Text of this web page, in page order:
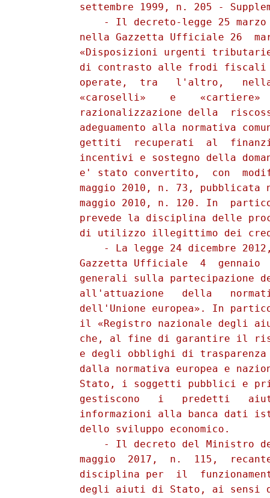
settembre 1999, n. 205 -
- Il decreto-legge 25
nella Gazzetta Ufficiale 26
«Disposizioni urgenti
di contrasto alle frodi
operate,  tra   l'altro,
«caroselli»    e    «cartiere»
razionalizzazione della
adeguamento alla normativa
gettiti  recuperati  al
incentivi e sostegno della
e' stato convertito,  con
maggio 2010, n. 73, pubblicata
maggio 2010, n. 120. In
prevede la disciplina delle
di utilizzo illegittimo dei
- La legge 24 dicembre
Gazzetta Ufficiale  4  gennaio
generali sulla partecipazione
all'attuazione   della
dell'Unione europea». In
il «Registro nazionale degli
che, al fine di garantire il
e degli obblighi di
dalla normativa europea e
Stato, i soggetti pubblici e
gestiscono   i   predetti
informazioni alla banca dati
          dello sviluppo economico.
- Il decreto del Ministro
maggio  2017,  n.  115,
disciplina per  il
degli aiuti di Stato, ai sensi